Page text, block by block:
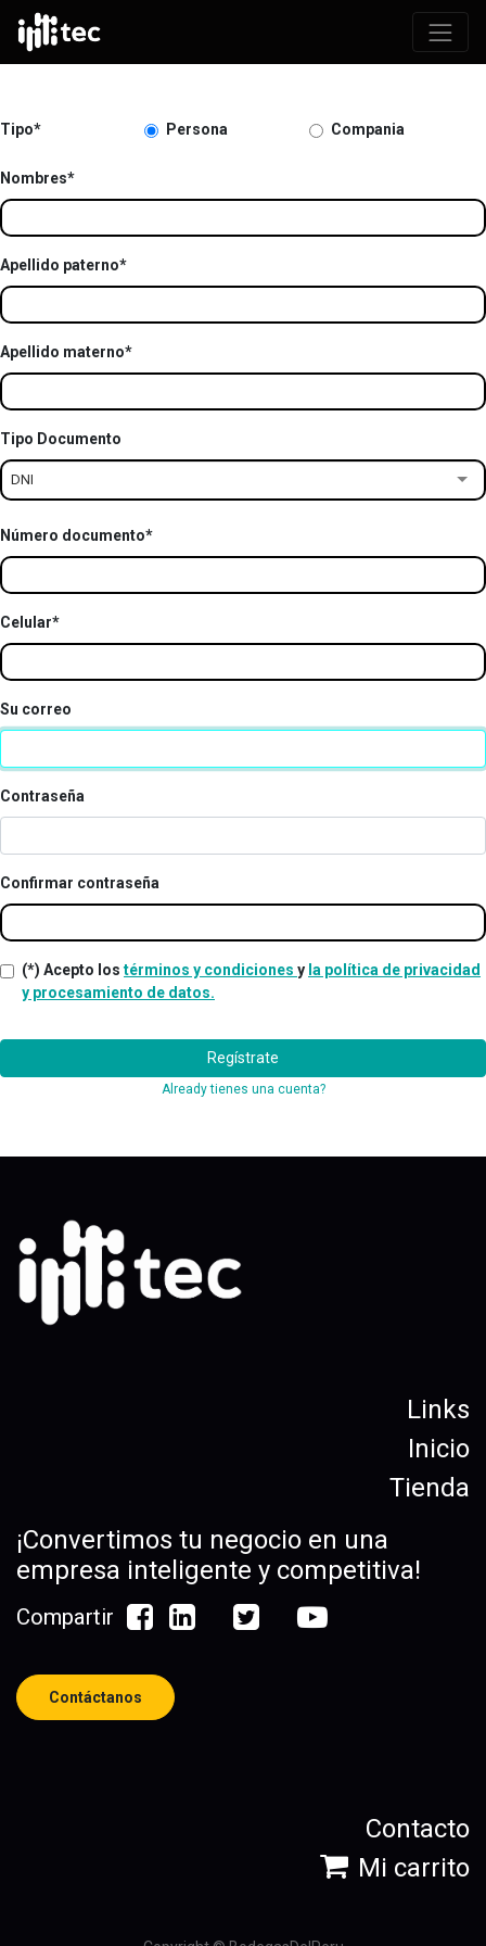
Tipo* Persona Compania
Nombres*
Apellido paterno*
Apellido materno*
Tipo Documento
DNI
Número documento*
Celular*
Su correo
Contraseña
Confirmar contraseña
(*) Acepto los términos y condiciones y la política de privacidad
y procesamiento de datos.
Regístrate
Already tienes una cuenta?
Links
Inicio
Tienda
¡Convertimos tu negocio en una
empresa inteligente y competitiva!
Compartir
Contáctanos
Contacto
Mi carrito